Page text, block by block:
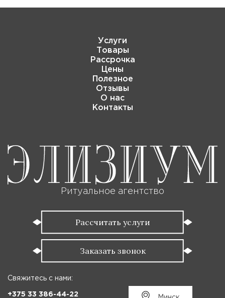
Услуги
Товары
Рассрочка
Цены
Полезное
Отзывы
О нас
Контакты
Ритуальное агентство
Рассчитать услуги
Заказать звонок
Свяжитесь с нами:
+375 33 386-44-22